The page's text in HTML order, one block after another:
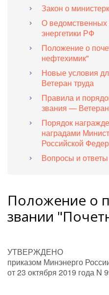
Закон о
О ведомственных
энергетики РФ
Положение о
нефтехимик"
Новые условия
Ветеран труда
Правила и
звания —
Порядок
наградами
Российской
Вопросы и ответы
Положение о
звании
УТВЕРЖДЕНО
приказом Минэнерго
от 23 октября 2019 года N